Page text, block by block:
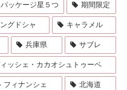
パッケージ星５つ 期間限定
グドシャ キャラメル
兵庫県 サブレ
ッシェ・カカオシュトゥーベ
フィナンシェ 北海道